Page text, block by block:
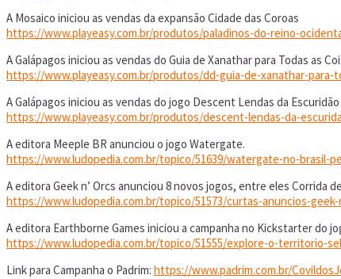
A Mosaico iniciou as vendas da expansão Cidade das Coroas
https://www.playeasy.com.br/produtos/paladinos-do-reino-
A Galápagos iniciou as vendas do Guia de Xanathar para Todas as
https://www.playeasy.com.br/produtos/dd-guia-de-xanathar-para-
A Galápagos iniciou as vendas do jogo Descent Lendas da Escuridão
https://www.playeasy.com.br/produtos/descent-lendas-da-
A editora Meeple BR anunciou o jogo Watergate.
https://www.ludopedia.com.br/topico/51639/watergate-no-brasil-
A editora Geek n’ Orcs anunciou 8 novos jogos, entre eles Corrida
https://www.ludopedia.com.br/topico/51573/curtas-anuncios-
A editora Earthborne Games iniciou a campanha no Kickstarter do
https://www.ludopedia.com.br/topico/51555/explore-o-territorio-
Link para Campanha o Padrim: https://www.padrim.com.br/